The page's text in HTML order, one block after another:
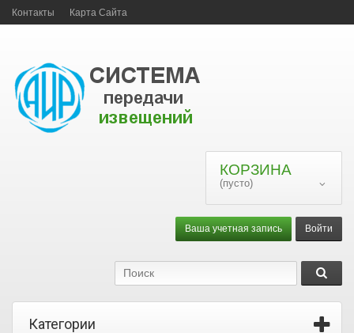
Контакты Карта Сайта
КОРЗИНА
(пусто)
Войти
Ваша учетная запись
Категории